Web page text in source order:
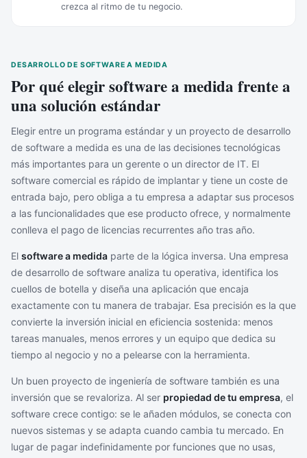
crezca al ritmo de tu negocio.
DESARROLLO DE SOFTWARE A MEDIDA
Por qué elegir software a medida frente a
una solución estándar
Elegir entre un programa estándar y un proyecto de desarrollo
de software a medida es una de las decisiones tecnológicas
más importantes para un gerente o un director de IT. El
software comercial es rápido de implantar y tiene un coste de
entrada bajo, pero obliga a tu empresa a adaptar sus procesos
a las funcionalidades que ese producto ofrece, y normalmente
conlleva el pago de licencias recurrentes año tras año.
El software a medida parte de la lógica inversa. Una empresa
de desarrollo de software analiza tu operativa, identifica los
cuellos de botella y diseña una aplicación que encaja
exactamente con tu manera de trabajar. Esa precisión es la que
convierte la inversión inicial en eficiencia sostenida: menos
tareas manuales, menos errores y un equipo que dedica su
tiempo al negocio y no a pelearse con la herramienta.
Un buen proyecto de ingeniería de software también es una
inversión que se revaloriza. Al ser propiedad de tu empresa, el
software crece contigo: se le añaden módulos, se conecta con
nuevos sistemas y se adapta cuando cambia tu mercado. En
lugar de pagar indefinidamente por funciones que no usas,